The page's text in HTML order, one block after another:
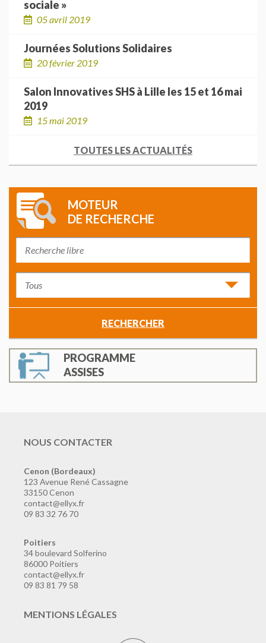
sociale »
05 avril 2019
Journées Solutions Solidaires
20 février 2019
Salon Innovatives SHS à Lille les 15 et 16 mai
2019
15 mai 2019
TOUTES LES ACTUALITÉS
MOTEUR
DE RECHERCHE
PROGRAMME
ASSISES
NOUS CONTACTER
Cenon (Bordeaux)
123 Avenue René Cassagne
33150 Cenon
contact@ellyx.fr
09 83 32 76 70
Poitiers
34 boulevard Solferino
86000 Poitiers
contact@ellyx.fr
09 83 81 79 58
MENTIONS LÉGALES